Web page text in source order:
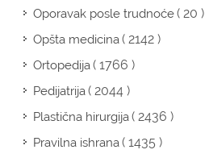
Oporavak posle trudnoće( 20 )
Opšta medicina( 2142 )
Ortopedija( 1766 )
Pedijatrija( 2044 )
Plastična hirurgija( 2436 )
Pravilna ishrana( 1435 )